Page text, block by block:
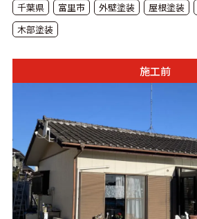
千葉県 富里市 外壁塗装 屋根塗装
木部塗装
施工前